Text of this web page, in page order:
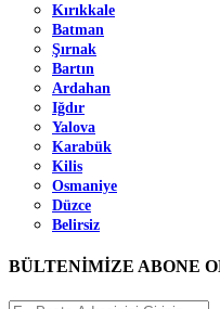
Kırıkkale
Batman
Şırnak
Bartın
Ardahan
Iğdır
Yalova
Karabük
Kilis
Osmaniye
Düzce
Belirsiz
BÜLTENİMİZE ABONE